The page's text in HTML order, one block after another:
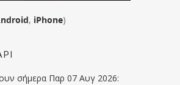
, iPhone)
σήμερα Παρ 07 Αυγ 2026: